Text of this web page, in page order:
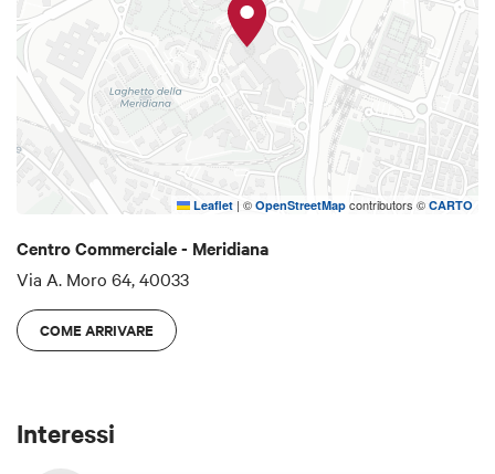
Leaflet | © OpenStreetMap contributors © CARTO
Centro Commerciale - Meridiana
Via A. Moro 64, 40033
COME ARRIVARE
Interessi